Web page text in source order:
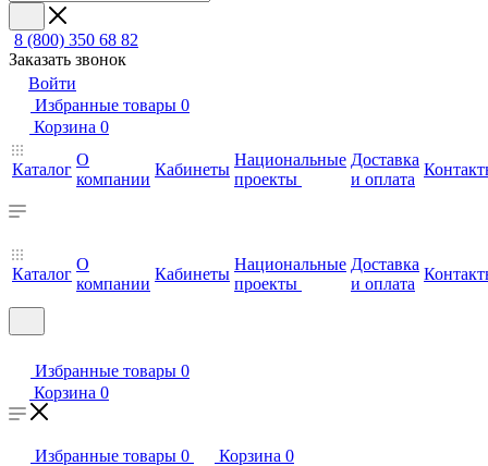
8 (800) 350 68 82
Заказать звонок
Войти
Избранные товары 0
Корзина 0
Каталог
О
компании
Кабинеты
Национальные
проекты
Доставка
и оплата
Каталог
О
компании
Кабинеты
Национальные
проекты
Доставка
и оплата
Избранные товары 0
Корзина 0
Избранные товары 0 Корзина 0